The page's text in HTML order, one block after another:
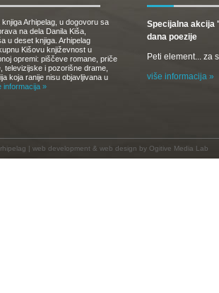
Arhipelag, u dogovoru sa
na dela Danila Kiša,
u deset knjiga. Arhipelag
Kišovu književnost u
opremi: piščeve romane, priče
televizijske i pozorišne drame,
koja ranije nisu objavljivana u
informacija »
Specijalna akcija
dana poezije
Peti element... za
više informacija »
| web development & web design by Ogitive Media Lab